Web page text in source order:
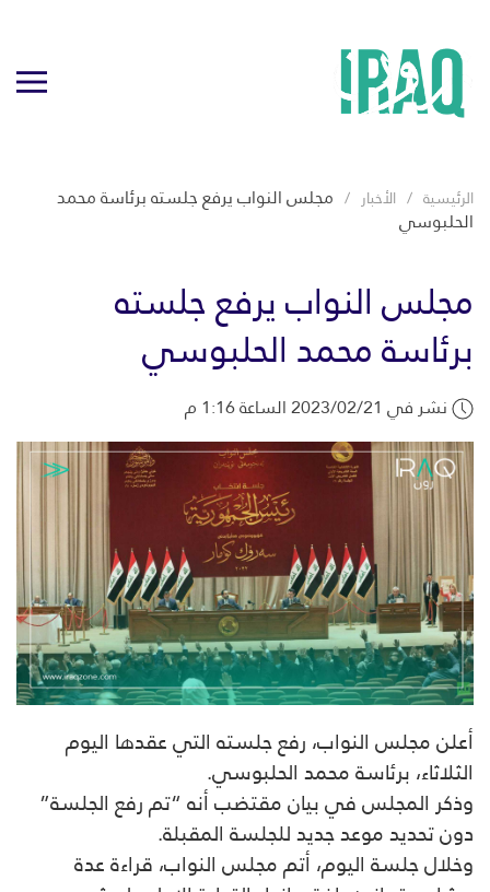
الرئيسية الأخبار مجلس النواب يرفع جلسته برئاسة محمد
الحلبوسي
مجلس النواب يرفع جلسته
برئاسة محمد الحلبوسي
نشر في 2023/02/21 الساعة 1:16 م
أعلن مجلس النواب، رفع جلسته التي عقدها اليوم
الثلاثاء، برئاسة محمد الحلبوسي.
وذكر المجلس في بيان مقتضب أنه “تم رفع الجلسة”
دون تحديد موعد جديد للجلسة المقبلة.
وخلال جلسة اليوم، أتم مجلس النواب، قراءة عدة